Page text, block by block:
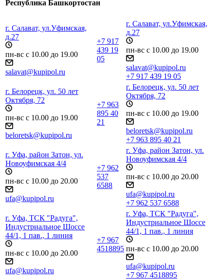
Республика Башкортостан
г. Салават, ул.Уфимская,
д.27
пн-вс с 10.00 до 19.00
salavat@kupipol.ru
+7 917
439 19
05
г. Салават, ул.Уфимская,
д.27
пн-вс с 10.00 до 19.00
salavat@kupipol.ru
+7 917 439 19 05
г. Белорецк, ул. 50 лет
Октября, 72
пн-вс с 10.00 до 19.00
beloretsk@kupipol.ru
+7 963
895 40
21
г. Белорецк, ул. 50 лет
Октября, 72
пн-вс с 10.00 до 19.00
beloretsk@kupipol.ru
+7 963 895 40 21
г. Уфа, район Затон, ул.
Новоуфимская 4/4
пн-вс с 10.00 до 20.00
ufa@kupipol.ru
+7 962
537
6588
г. Уфа, район Затон, ул.
Новоуфимская 4/4
пн-вс с 10.00 до 20.00
ufa@kupipol.ru
+7 962 537 6588
г. Уфа, ТСК "Радуга",
Индустриальное Шоссе
44/1, 1 пав., 1 линия
пн-вс с 10.00 до 20.00
ufa@kupipol.ru
+7 967
4518895
г. Уфа, ТСК "Радуга",
Индустриальное Шоссе
44/1, 1 пав., 1 линия
пн-вс с 10.00 до 20.00
ufa@kupipol.ru
+7 967 4518895